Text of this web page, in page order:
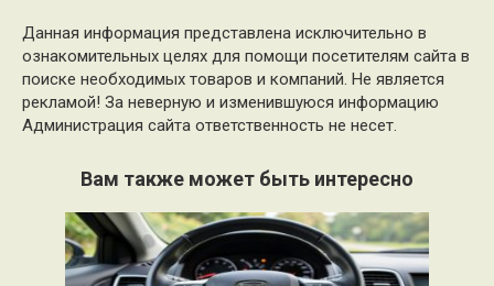
Данная информация представлена исключительно в
ознакомительных целях для помощи посетителям сайта в
поиске необходимых товаров и компаний. Не является
рекламой! За неверную и изменившуюся информацию
Администрация сайта ответственность не несет.
Вам также может быть интересно